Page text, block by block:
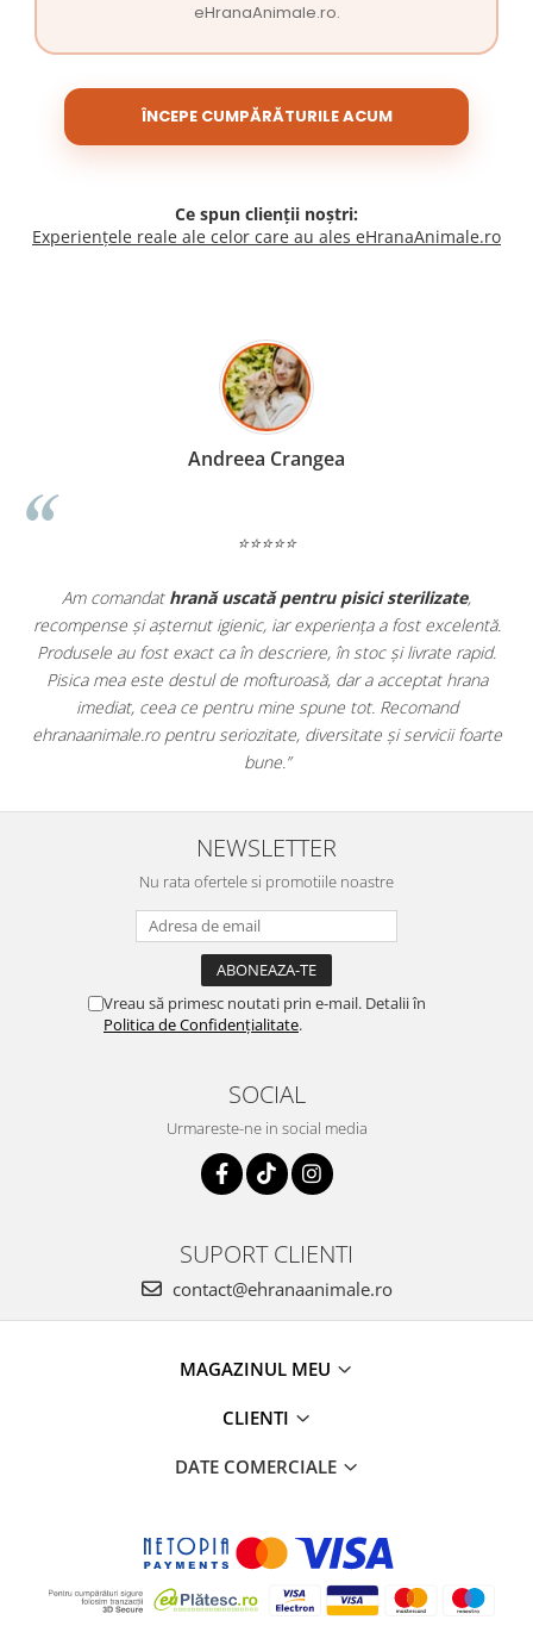
eHranaAnimale.ro.
ÎNCEPE CUMPĂRĂTURILE ACUM
Ce spun clienții noștri:
Experiențele reale ale celor care au ales eHranaAnimale.ro
rapid.
foarte
Madalina Stancea
⭐⭐⭐⭐⭐
Apreciez foarte mult faptul că peehranaanimale.ro
doar hrană, ci și produse dinfarmacia veterinară
antiparazitare, suplimente și soluții de îngrijire. Este foarte
comod să pot comanda tot ce am nevoie pentru animalul
dintr-un singur loc. Livrarea a fost rapidă, iar produsele au
originale și în termen. Magazin serios, bine organizat și foarte
pentru orice stăpân de animale.
NEWSLETTER
Nu rata ofertele si promotiile noastre
Vreau să primesc noutati prin e-mail. Detalii în
Politica de Confidențialitate.
SOCIAL
Urmareste-ne in social media
SUPORT CLIENTI
contact@ehranaanimale.ro
MAGAZINUL MEU
CLIENTI
DATE COMERCIALE